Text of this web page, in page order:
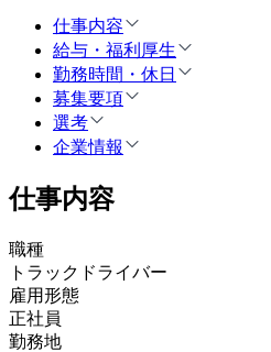
仕事内容
給与・福利厚生
勤務時間・休日
募集要項
選考
企業情報
仕事内容
職種
トラックドライバー
雇用形態
正社員
勤務地